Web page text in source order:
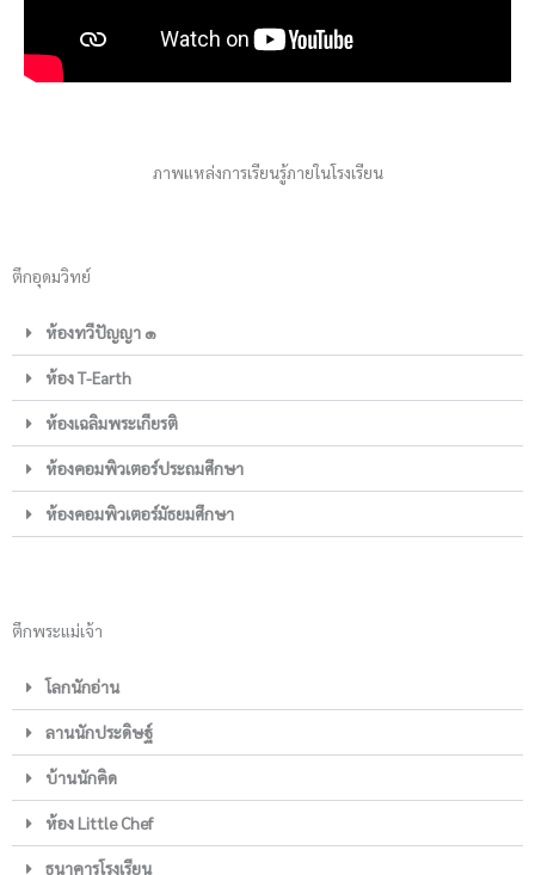
ภาพแหล่งการเรียนรู้ภายในโรงเรียน
ตึกอุดมวิทย์
ห้องทวีปัญญา ๑
ห้อง T-Earth
ห้องเฉลิมพระเกียรติ
ห้องคอมพิวเตอร์ประถมศึกษา
ห้องคอมพิวเตอร์มัธยมศึกษา
ตึกพระแม่เจ้า
โลกนักอ่าน
ลานนักประดิษฐ์
บ้านนักคิด
ห้อง Little Chef
ธนาคารโรงเรียน